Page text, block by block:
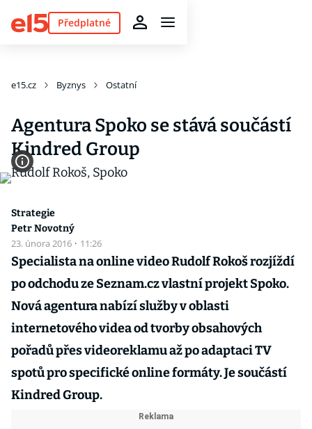
Předplatné
e15.cz Byznys Ostatní
Agentura Spoko se stává součástí
Kindred Group
Strategie
Petr Novotný
23. února 2016 · 11:26
Specialista na online video Rudolf Rokoš rozjíždí
po odchodu ze Seznam.cz vlastní projekt Spoko.
Nová agentura nabízí služby v oblasti
internetového videa od tvorby obsahových
pořadů přes videoreklamu až po adaptaci TV
spotů pro specifické online formáty. Je součástí
Kindred Group.